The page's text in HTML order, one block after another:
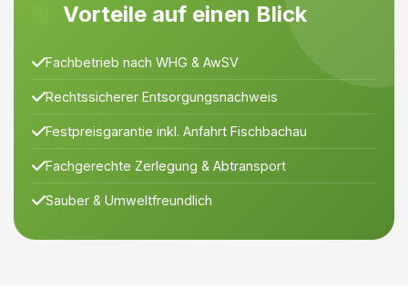
Vorteile auf einen Blick
Fachbetrieb nach WHG & AwSV
Rechtssicherer Entsorgungsnachweis
Festpreisgarantie inkl. Anfahrt Fischbachau
Fachgerechte Zerlegung & Abtransport
Sauber & Umweltfreundlich